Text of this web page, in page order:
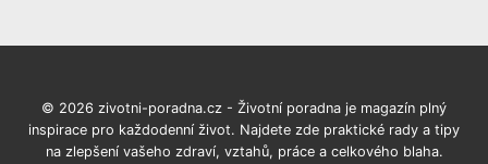
© 2026 zivotni-poradna.cz - Životní poradna je magazín plný
inspirace pro každodenní život. Najdete zde praktické rady a tipy
na zlepšení vašeho zdraví, vztahů, práce a celkového blaha.